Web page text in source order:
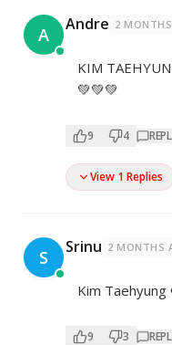
A Andre 2
KIM
💚💚💚
9 4
View 1 Replies
S Srinu 2 MONTHS
Kim
9 3